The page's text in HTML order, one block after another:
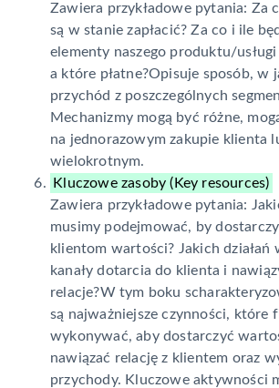
Zawiera przykładowe pytania: Za
są w stanie zapłacić? Za co i ile
elementy naszego produktu/
a które płatne?Opisuje sposób, w
przychód z poszczególnych
Mechanizmy mogą być różne,
na jednorazowym zakupie klienta
wielokrotnym.
Kluczowe zasoby (Key resources)
Zawiera przykładowe pytania:
musimy podejmować, by
klientom wartości? Jakich działań
kanały dotarcia do klienta i
relacje?W tym boku
są najważniejsze czynności, które
wykonywać, aby dostarczyć
nawiązać relację z klientem oraz
przychody. Kluczowe aktywności